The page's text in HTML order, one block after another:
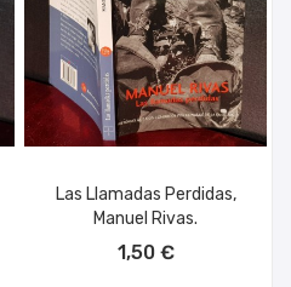
Las Llamadas Perdidas,
Manuel Rivas.
1,50 €